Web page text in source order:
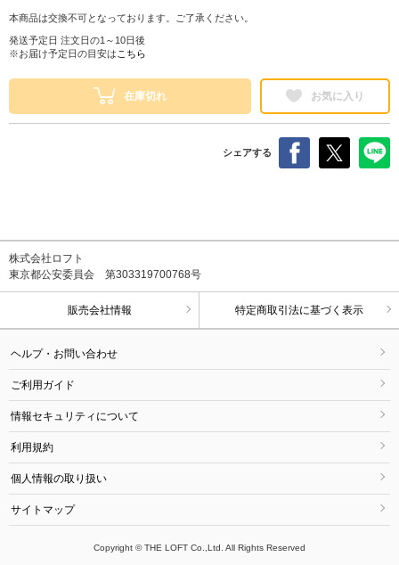
本商品は交換不可となっております。ご了承ください。
発送予定日 注文日の1～10日後
※お届け予定日の目安は こちら
在庫切れ お気に入り
シェアする
株式会社ロフト
東京都公安委員会 第303319700768号
販売会社情報 特定商取引法に基づく表示
ヘルプ・お問い合わせ
ご利用ガイド
情報セキュリティについて
利用規約
個人情報の取り扱い
サイトマップ
Copyright © THE LOFT Co.,Ltd. All Rights Reserved